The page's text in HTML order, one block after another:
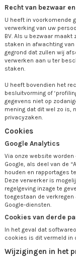
Recht van bezwaar
U heeft in voorkomende
verwerking van uw
BV. Als u bezwaar
staken in afwachting van
gegrond dat zullen wij
verwerken aan u ter
staken.
U heeft bovendien het
besluitvorming of
gegevens niet op
mening dat dit wel zo is,
privacyzaken.
Cookies
Google Analytics
Via onze website
Google, als deel van de
houden en rapportages
Deze verwerker is
regelgeving inzage te
toegestaan de
Google-diensten.
Cookies van derde
In het geval dat
cookies is dit vermeld in
Wijzigingen in het